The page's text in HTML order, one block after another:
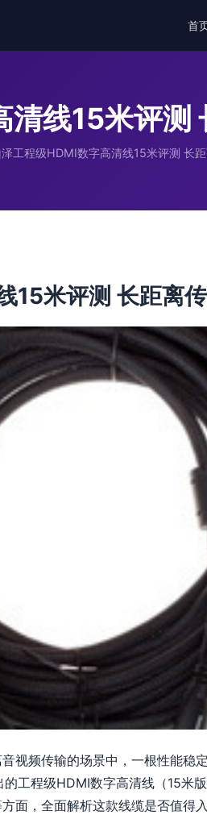
首
线15米评测
泽工程级HDMI数字高清线15米评测 长
15米评测 长距离
视频传输的场景中，一根性能稳
的工程级HDMI数字高清线（15米
面，全面解析这款线缆是否值得入